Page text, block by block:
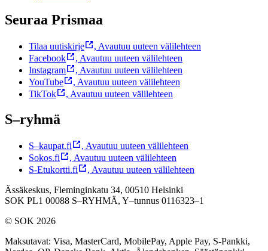
Seuraa Prismaa
Tilaa uutiskirje , Avautuu uuteen välilehteen
Facebook
, Avautuu uuteen välilehteen
Instagram
, Avautuu uuteen välilehteen
YouTube
, Avautuu uuteen välilehteen
TikTok
, Avautuu uuteen välilehteen
S–ryhmä
S–kaupat.fi , Avautuu uuteen välilehteen
Sokos.fi
, Avautuu uuteen välilehteen
S-Etukortti.fi
, Avautuu uuteen välilehteen
Ässäkeskus, Fleminginkatu 34, 00510 Helsinki
SOK PL1 00088 S–RYHMÄ, Y–tunnus 0116323–1
© SOK 2026
Maksutavat: Visa, MasterCard, MobilePay, Apple Pay, S-Pankki,